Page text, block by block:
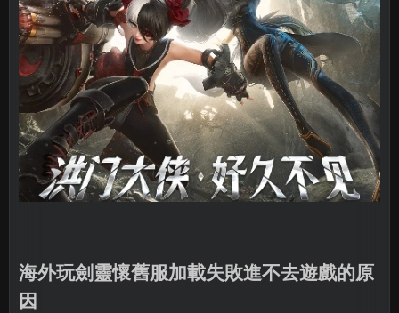
海外玩劍靈懷舊服加載失敗進不去遊戲的原
因